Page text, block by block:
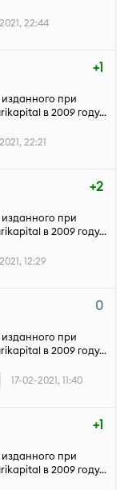
22:44
+1
при
в 2009 году...
22:21
+2
при
в 2009 году...
12:29
0
при
в 2009 году...
17-02-2021, 11:40
+1
при
в 2009 году...